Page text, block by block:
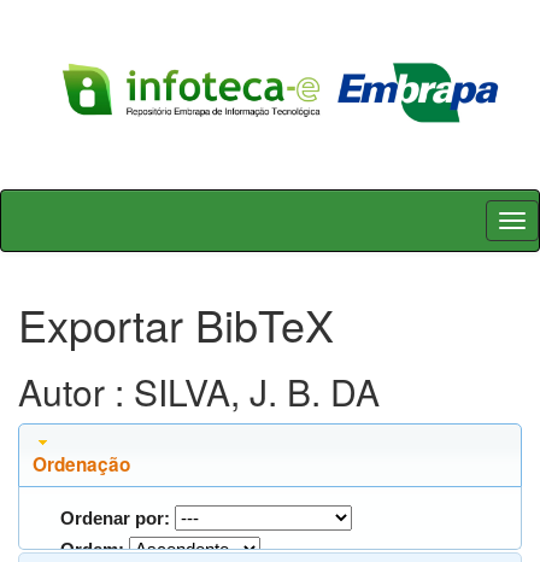
Skip
Exportar BibTeX
Autor : SILVA, J. B. DA
Ordenação
Ordenar por:
Ordem: